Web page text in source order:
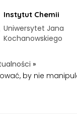
Instytut Chemii
Uniwersytet Jana
Kochanowskiego
»
by nie